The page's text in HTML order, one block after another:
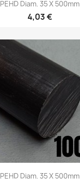
PEHD Diam. 35 X 500mm
4,03 €
PEHD Diam. 35 X 500mm